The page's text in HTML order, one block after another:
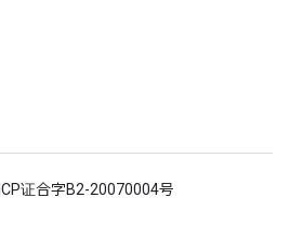
ICP证合字B2-20070004号